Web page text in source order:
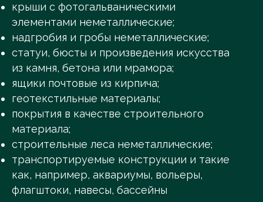
крыши с фотогальваническими
элементами неметаллические;
надгробия и гробы неметаллические;
статуи, бюсты и произведения искусства
из камня, бетона или мрамора;
ящики почтовые из кирпича;
геотекстильные материалы;
покрытия в качестве строительного
материала;
строительные леса неметаллические;
транспортируемые конструкции и такие
как, например, аквариумы, вольеры,
флагштоки, навесы, бассейны